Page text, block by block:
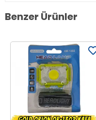
Benzer Ürünler